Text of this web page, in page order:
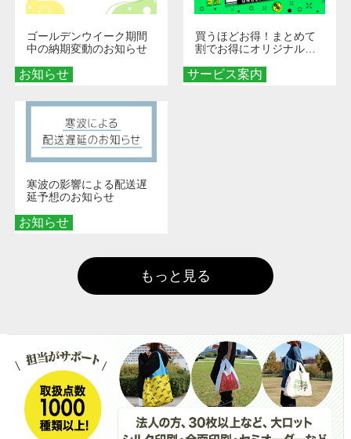
お知らせ
ゴールデンウイーク期間
中の納期変動のお知らせ
サービス案内
買うほどお得！まとめて
割でお得にオリジナルグ
お知らせ
寒波の影響による配送遅
延予想のお知らせ
もっと見る